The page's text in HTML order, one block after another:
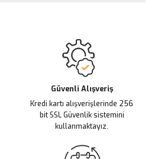
görüntülenemiyor.
bulunuyor.
pahalı.
olmalı.
Güvenli Alışveriş
Kredi kartı alışverişlerinde 256
bit SSL Güvenlik sistemini
kullanmaktayız.